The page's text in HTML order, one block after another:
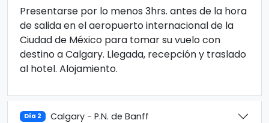
Presentarse por lo menos 3hrs. antes de la hora
de salida en el aeropuerto internacional de la
Ciudad de México para tomar su vuelo con
destino a Calgary. Llegada, recepción y traslado
al hotel. Alojamiento.
Día 2 Calgary - P.N. de Banff